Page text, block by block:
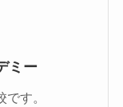
ミー
す。